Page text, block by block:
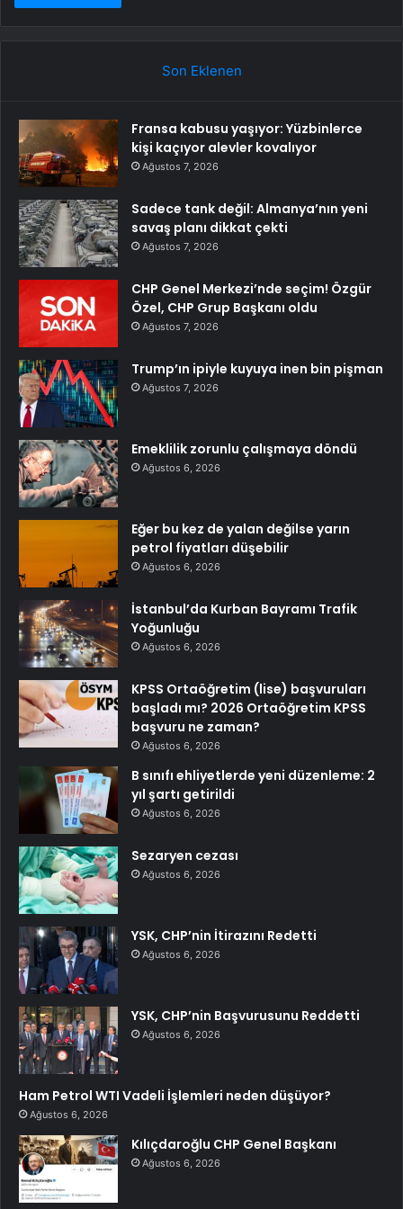
Son Eklenen
Fransa kabusu yaşıyor: Yüzbinlerce
kişi kaçıyor alevler kovalıyor
Ağustos 7, 2026
Sadece tank değil: Almanya’nın yeni
savaş planı dikkat çekti
Ağustos 7, 2026
CHP Genel Merkezi’nde seçim! Özgür
Özel, CHP Grup Başkanı oldu
Ağustos 7, 2026
Trump’ın ipiyle kuyuya inen bin pişman
Ağustos 7, 2026
Emeklilik zorunlu çalışmaya döndü
Ağustos 6, 2026
Eğer bu kez de yalan değilse yarın
petrol fiyatları düşebilir
Ağustos 6, 2026
İstanbul’da Kurban Bayramı Trafik
Yoğunluğu
Ağustos 6, 2026
KPSS Ortaöğretim (lise) başvuruları
başladı mı? 2026 Ortaöğretim KPSS
başvuru ne zaman?
Ağustos 6, 2026
B sınıfı ehliyetlerde yeni düzenleme: 2
yıl şartı getirildi
Ağustos 6, 2026
Sezaryen cezası
Ağustos 6, 2026
YSK, CHP’nin İtirazını Redetti
Ağustos 6, 2026
YSK, CHP’nin Başvurusunu Reddetti
Ağustos 6, 2026
Ham Petrol WTI Vadeli İşlemleri neden düşüyor?
Ağustos 6, 2026
Kılıçdaroğlu CHP Genel Başkanı
Ağustos 6, 2026